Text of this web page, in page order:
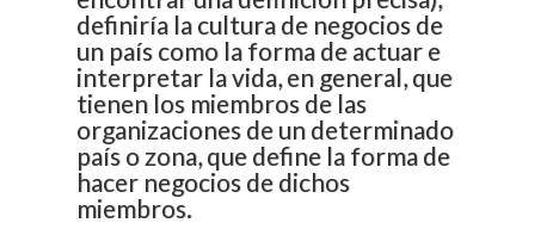
definiría la cultura de negocios de
un país como la forma de actuar e
interpretar la vida, en general, que
tienen los miembros de las
organizaciones de un determinado
país o zona, que define la forma de
hacer negocios de dichos
miembros.